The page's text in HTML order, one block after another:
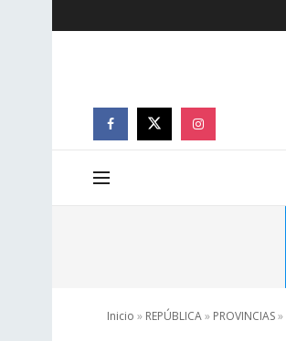
Inicio » REPÚBLICA» PROVINCIAS»